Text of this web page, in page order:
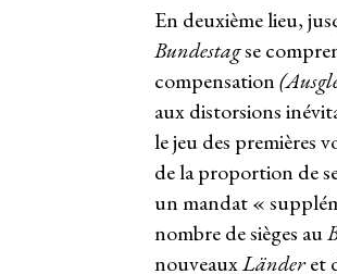
En deuxième lieu,
Bundestagse
compensation
aux distorsions
le jeu des premières
de la proportion de
un mandat «
nombre de sièges au
nouveauxLänderet